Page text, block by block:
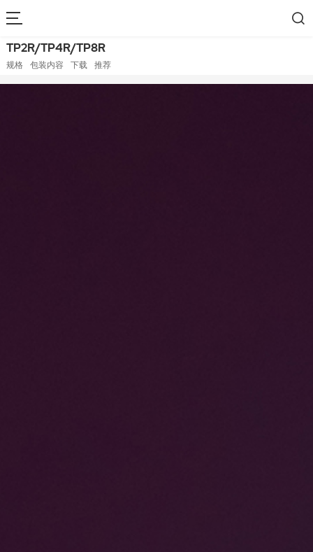
TP2R/TP4R/TP8R
规格 包装内容 下载 推荐